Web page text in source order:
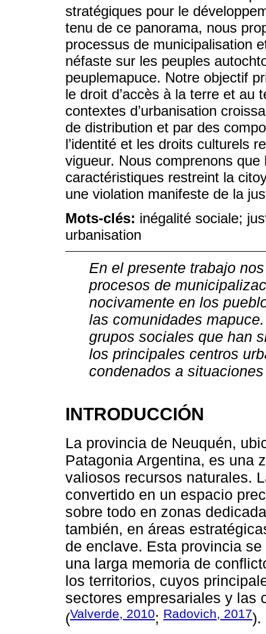
stratégiques pour le
tenu de ce panorama, nous
processus de municipalisation
néfaste sur les peuples
peuplemapuce. Notre objectif
le droit d’accès à la terre et au
contextes d’urbanisation
de distribution et par des
l’identité et les droits culturels
vigueur. Nous comprenons que
caractéristiques restreint la
une violation manifeste de la
Mots-clés: inégalité sociale;
urbanisation
En el presente trabajo
procesos de
nocivamente en los
las comunidades
grupos sociales que han
los principales centros
condenados a
INTRODUCCIÓN
La provincia de Neuquén,
Patagonia Argentina, es una
valiosos recursos naturales.
convertido en un espacio
sobre todo en zonas
también, en áreas
de enclave. Esta provincia
una larga memoria de
los territorios, cuyos
sectores empresariales y las
(Valverde, 2010; Radovich, 2017).